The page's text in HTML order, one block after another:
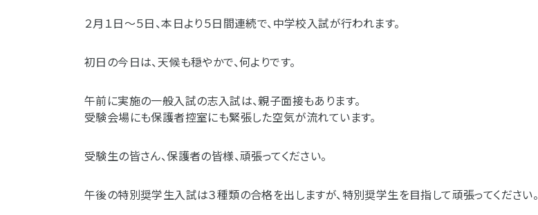
２月１日～５日、本日より５日間連続で、中学校入試が行われます。
初日の今日は、天候も穏やかで、何よりです。
午前に実施の一般入試の志入試は、親子面接もあります。
受験会場にも保護者控室にも緊張した空気が流れています。
受験生の皆さん、保護者の皆様、頑張ってください。
午後の特別奨学生入試は３種類の合格を出しますが、特別奨学生を目指して頑張ってください。